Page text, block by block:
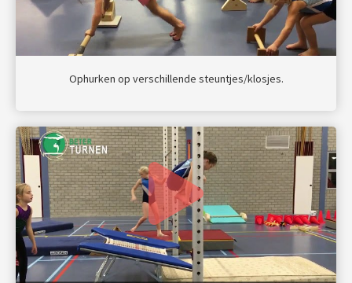
Ophurken op verschillende steuntjes/klosjes.